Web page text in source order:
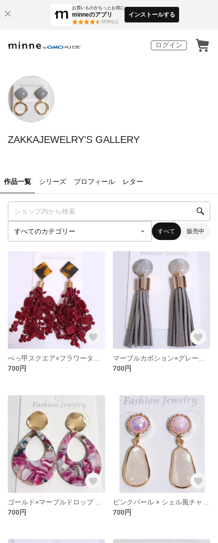
お買いものがもっとお得に
minneのアプリ
3万件以上
インストールする
ログイン
ZAKKAJEWELRY'S GALLERY
作品一覧 シリーズ プロフィール レター
すべて 販売中
700円
700円
700円
700円